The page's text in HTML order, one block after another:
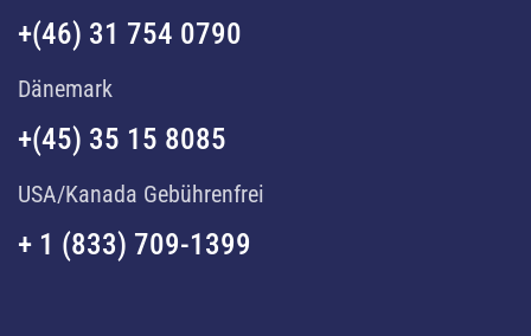
+(46) 31 754 0790
Dänemark
+(45) 35 15 8085
USA/Kanada Gebührenfrei
+ 1 (833) 709-1399